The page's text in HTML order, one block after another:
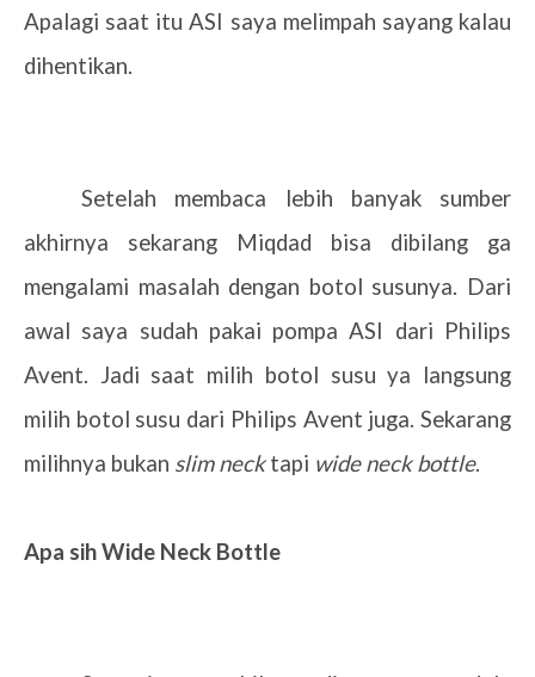
Apalagi saat itu ASI saya melimpah sayang kalau
dihentikan.
Setelah membaca lebih banyak sumber
akhirnya sekarang Miqdad bisa dibilang ga
mengalami masalah dengan botol susunya. Dari
awal saya sudah pakai pompa ASI dari Philips
Avent. Jadi saat milih botol susu ya langsung
milih botol susu dari Philips Avent juga. Sekarang
milihnya bukan slim necktapi wide neck bottle.
Apa sih Wide Neck Bottle